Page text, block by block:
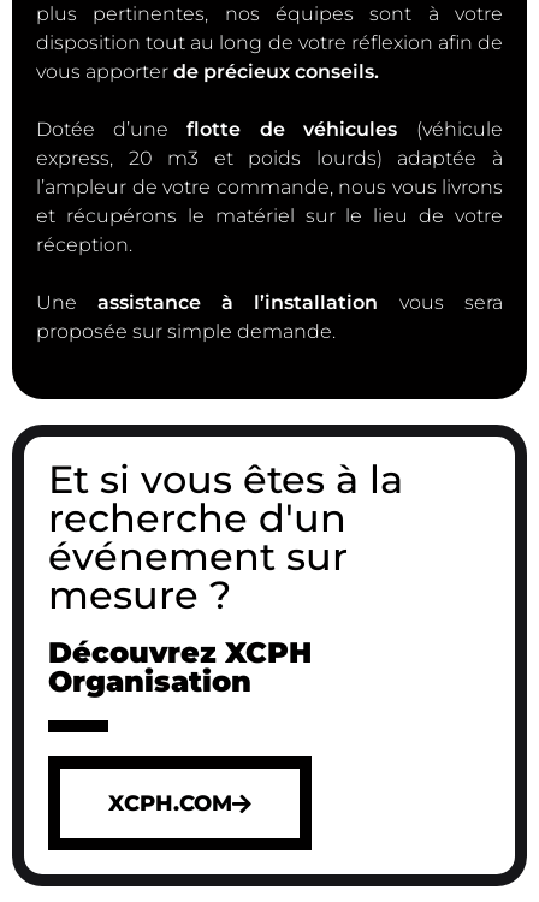
plus pertinentes, nos équipes sont à votre
disposition tout au long de votre réflexion afin de
vous apporter de précieux conseils.
Dotée d’une flotte de véhicules (véhicule
express, 20 m3 et poids lourds) adaptée à
l’ampleur de votre commande, nous vous livrons
et récupérons le matériel sur le lieu de votre
réception.
Une assistance à l’installation vous sera
proposée sur simple demande.
Et si vous êtes à la
recherche d'un
événement sur
mesure ?
Découvrez XCPH
Organisation
XCPH.COM